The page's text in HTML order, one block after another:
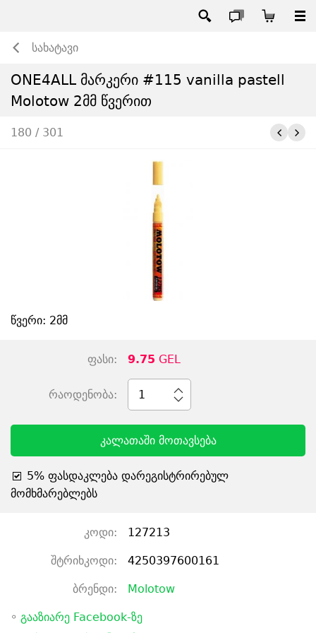
სახატავი
ONE4ALL მარკერი #115 vanilla pastell
Molotow 2მმ წვერით
180 / 301
წვერი: 2მმ
ფასი: 9.75 GEL
რაოდენობა: 1
კალათაში მოთავსება
5% ფასდაკლება დარეგისტრირებულ
მომხმარებლებს
კოდი: 127213
შტრიხკოდი: 4250397600161
ბრენდი: Molotow
◦ გააზიარე Facebook-ზე